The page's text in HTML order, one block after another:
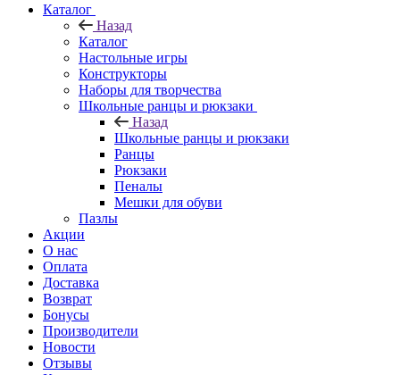
Каталог
Назад
Каталог
Настольные игры
Конструкторы
Наборы для творчества
Школьные ранцы и рюкзаки
Назад
Школьные ранцы и рюкзаки
Ранцы
Рюкзаки
Пеналы
Мешки для обуви
Пазлы
Акции
О нас
Оплата
Доставка
Возврат
Бонусы
Производители
Новости
Отзывы